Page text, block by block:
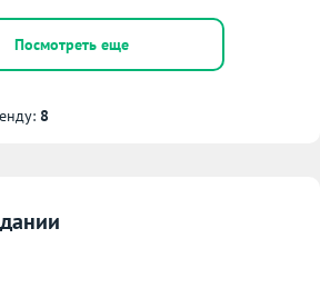
Посмотреть еще
8